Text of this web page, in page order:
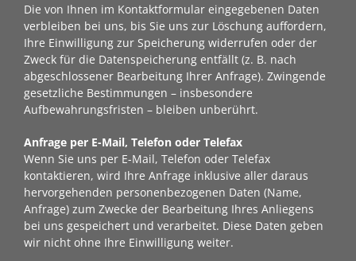
Die von Ihnen im Kontaktformular eingegebenen Daten
verbleiben bei uns, bis Sie uns zur Löschung auffordern,
Ihre Einwilligung zur Speicherung widerrufen oder der
Zweck für die Datenspeicherung entfällt (z. B. nach
abgeschlossener Bearbeitung Ihrer Anfrage). Zwingende
gesetzliche Bestimmungen – insbesondere
Aufbewahrungsfristen – bleiben unberührt.
Anfrage per E-Mail, Telefon oder Telefax
Wenn Sie uns per E-Mail, Telefon oder Telefax
kontaktieren, wird Ihre Anfrage inklusive aller daraus
hervorgehenden personenbezogenen Daten (Name,
Anfrage) zum Zwecke der Bearbeitung Ihres Anliegens
bei uns gespeichert und verarbeitet. Diese Daten geben
wir nicht ohne Ihre Einwilligung weiter.